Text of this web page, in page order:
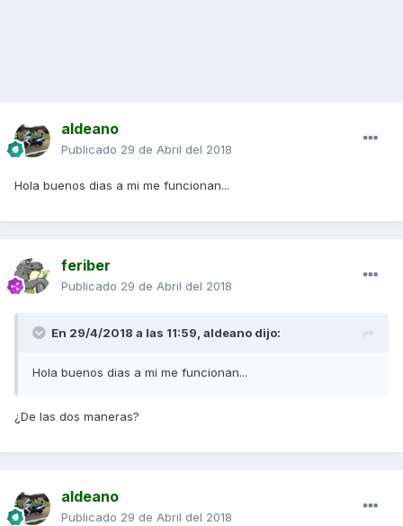
aldeano
Publicado 29 de Abril del 2018
Hola buenos dias a mi me funcionan...
feriber
Publicado 29 de Abril del 2018
En 29/4/2018 a las 11:59, aldeano dijo:
Hola buenos dias a mi me funcionan...
¿De las dos maneras?
aldeano
Publicado 29 de Abril del 2018